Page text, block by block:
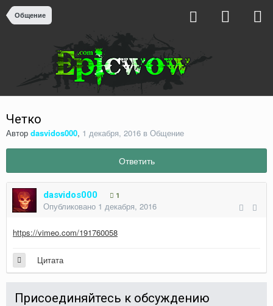
Общение
Четко
Автор dasvidos000, 1 декабря, 2016 в Общение
Ответить
dasvidos000 1
Опубликовано 1 декабря, 2016
https://vimeo.com/191760058
Цитата
Присоединяйтесь к обсуждению